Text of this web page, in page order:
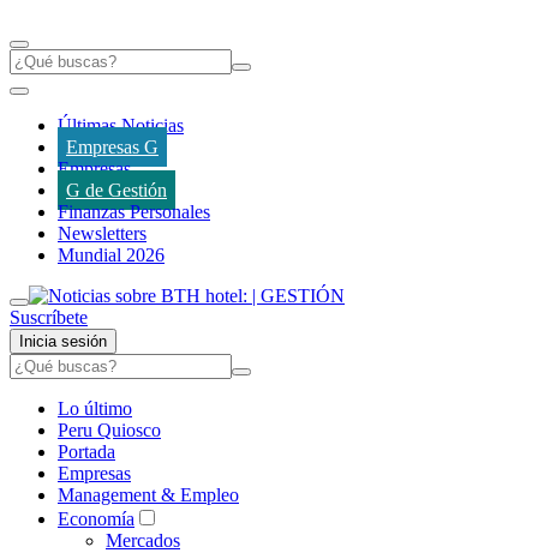
Últimas Noticias
Empresas G
Empresas
G de Gestión
Finanzas Personales
Newsletters
Mundial 2026
Suscríbete
Inicia sesión
Lo último
Peru Quiosco
Portada
Empresas
Management & Empleo
Economía
Mercados